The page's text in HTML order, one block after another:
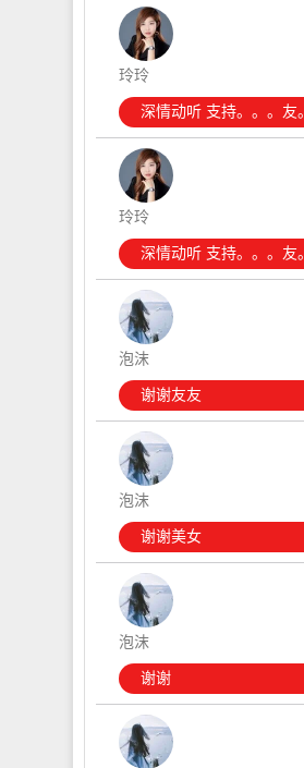
玲玲
深情动听 支持。。。友
玲玲
深情动听 支持。。。友
泡沫
谢谢友友
泡沫
谢谢美女
泡沫
谢谢